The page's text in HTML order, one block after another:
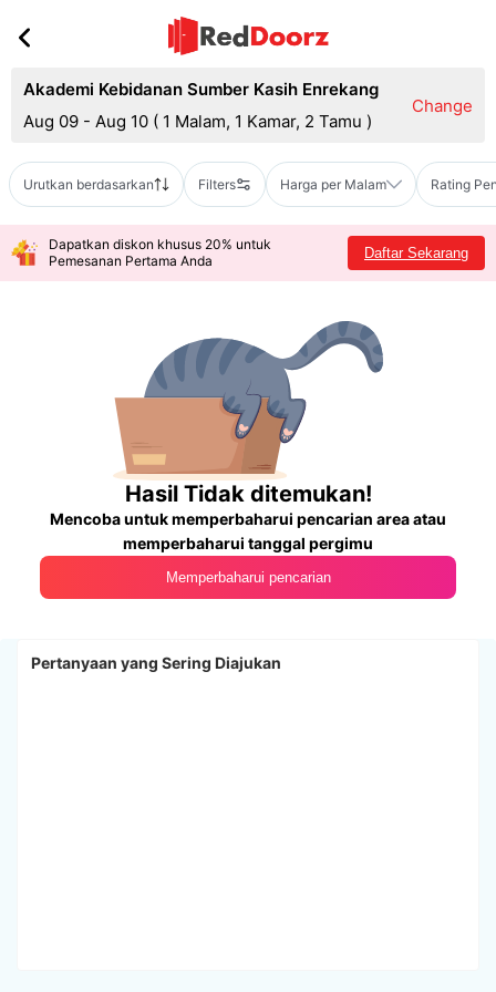
Akademi Kebidanan Sumber Kasih Enrekang
Aug 09 - Aug 10 ( 1 Malam, 1 Kamar, 2 Tamu )
Change
Urutkan berdasarkan Filters Harga per Malam Rating
Dapatkan diskon khusus 20% untuk
Pemesanan Pertama Anda
Daftar Sekarang
Hasil Tidak ditemukan!
Mencoba untuk memperbaharui pencarian area atau
memperbaharui tanggal pergimu
Memperbaharui pencarian
Pertanyaan yang Sering Diajukan